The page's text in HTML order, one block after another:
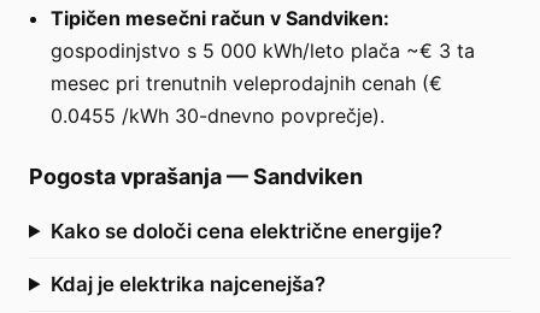
Tipičen mesečni račun v Sandviken:
gospodinjstvo s 5 000 kWh/leto plača ~€ 3 ta
mesec pri trenutnih veleprodajnih cenah (€
0.0455 /kWh 30-dnevno povprečje).
Pogosta vprašanja—Sandviken
Kako se določi cena električne energije?
Kdaj je elektrika najcenejša?